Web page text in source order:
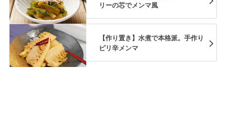
リーの芯でメンマ風
【作り置き】水煮で本格派。手作り
ピリ辛メンマ